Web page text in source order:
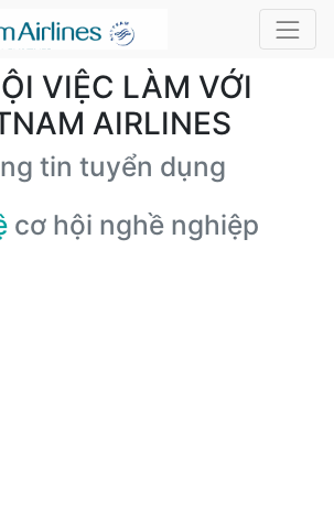
VIỆC LÀM VỚI
AIRLINES
tin tuyển dụng
cơ hội nghề nghiệp